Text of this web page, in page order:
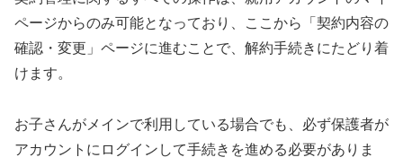
ページからのみ可能となっており、ここから「契約内容の
確認・変更」ページに進むことで、解約手続きにたどり着
けます。
お子さんがメインで利用している場合でも、必ず保護者が
アカウントにログインして手続きを進める必要がありま